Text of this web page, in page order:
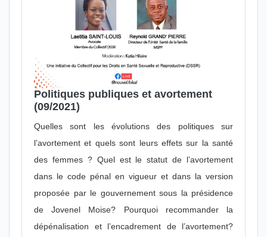
Politiques publiques et avortement
(09/2021)
Quelles sont les évolutions des politiques sur
l’avortement et quels sont leurs effets sur la santé
des femmes ? Quel est le statut de l’avortement
dans le code pénal en vigueur et dans la version
proposée par le gouvernement sous la présidence
de Jovenel Moise? Pourquoi recommander la
dépénalisation et l’encadrement de l’avortement?